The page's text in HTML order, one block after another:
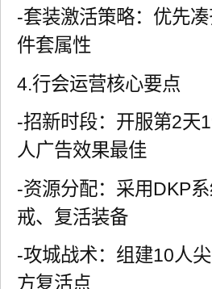
-套装激活策略：优先
件套属性
4.行会运营核心要点
-招新时段：开服第2天
人广告效果最佳
-资源分配：采用DKP
戒、复活装备
-攻城战术：组建10人
方复活点